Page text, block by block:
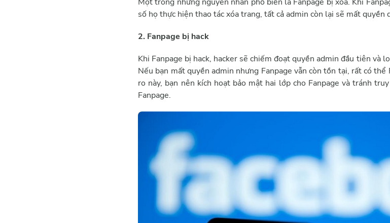
số họ thực hiện thao tác xóa trang, tất cả admin còn lại sẽ mất quyền
2. Fanpage bị hack
Khi Fanpage bị hack, hacker sẽ chiếm đoạt quyền admin đầu tiên và
Nếu bạn mất quyền admin nhưng Fanpage vẫn còn tồn tại, rất có thể
ro này, bạn nên kích hoạt bảo mật hai lớp cho Fanpage và tránh
Fanpage.